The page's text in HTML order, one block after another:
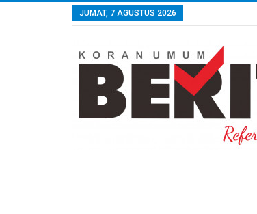
JUMAT, 7 AGUSTUS 2026